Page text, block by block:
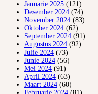
Januarie 2025 (121)
Desember 2024 (74)
November 2024 (83)
Oktober 2024 (62)
September 2024 (91)
Augustus 2024 (92)
Julie 2024 (73)
Junie 2024 (56)
Mei 2024 (91)
April 2024 (63)
Maart 2024 (60)